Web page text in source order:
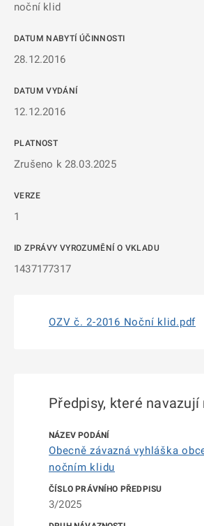
noční klid
DATUM NABYTÍ ÚČINNOSTI
28.12.2016
DATUM VYDÁNÍ
12.12.2016
PLATNOST
Zrušeno k 28.03.2025
VERZE
1
ID ZPRÁVY VYROZUMĚNÍ O VKLADU
1437177317
OZV č. 2-2016 Noční klid.pdf
Předpisy, které
Obecně závazná vyhláška
nočním klidu
3/2025